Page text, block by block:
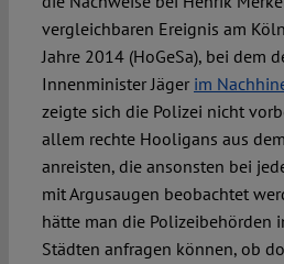
vergleichbaren Ereignis am
Jahre 2014 (HoGeSa), bei dem
Innenminister Jäger im
zeigte sich die Polizei nicht
allem rechte Hooligans aus
anreisten, die ansonsten bei
mit Argusaugen beobachtet
hätte man die Polizeibehörden
Städten anfragen können, ob